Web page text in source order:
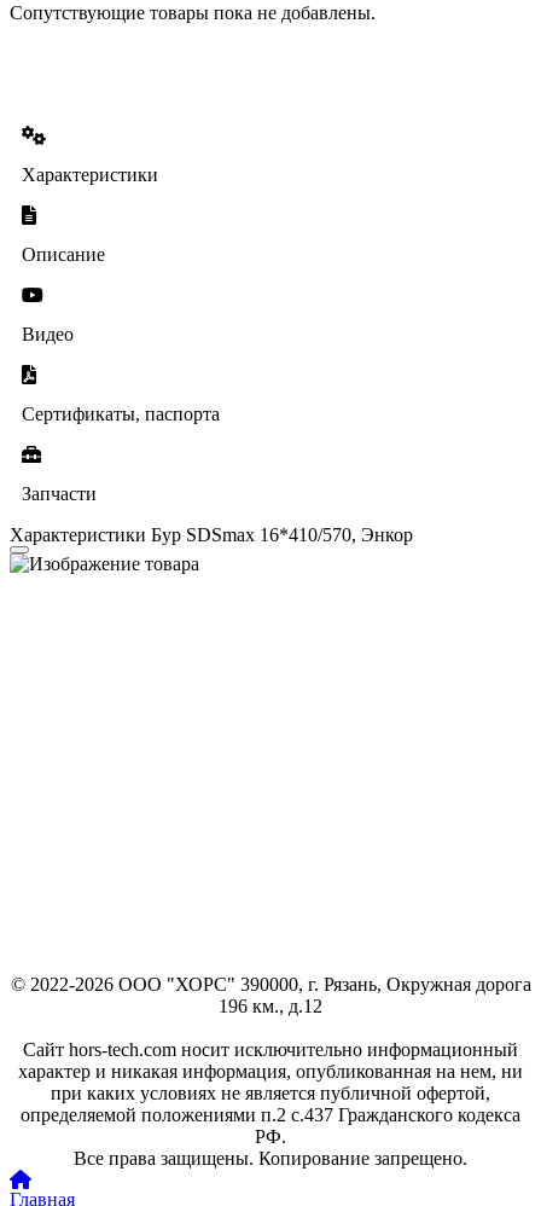
Сопутствующие товары пока не добавлены.
Характеристики
Описание
Видео
Сертификаты, паспорта
Запчасти
Характеристики Бур SDSmax 16*410/570, Энкор
© 2022-2026 ООО "ХОРС" 390000, г. Рязань, Окружная дорога
196 км., д.12
Сайт hors-tech.com носит исключительно информационный
характер и никакая информация, опубликованная на нем, ни
при каких условиях не является публичной офертой,
определяемой положениями п.2 с.437 Гражданского кодекса
РФ.
Все права защищены. Копирование запрещено.
Главная